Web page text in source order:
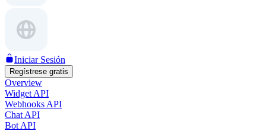
Iniciar Sesión
Regístrese gratis
Overview
Widget API
Webhooks API
Chat API
Bot API